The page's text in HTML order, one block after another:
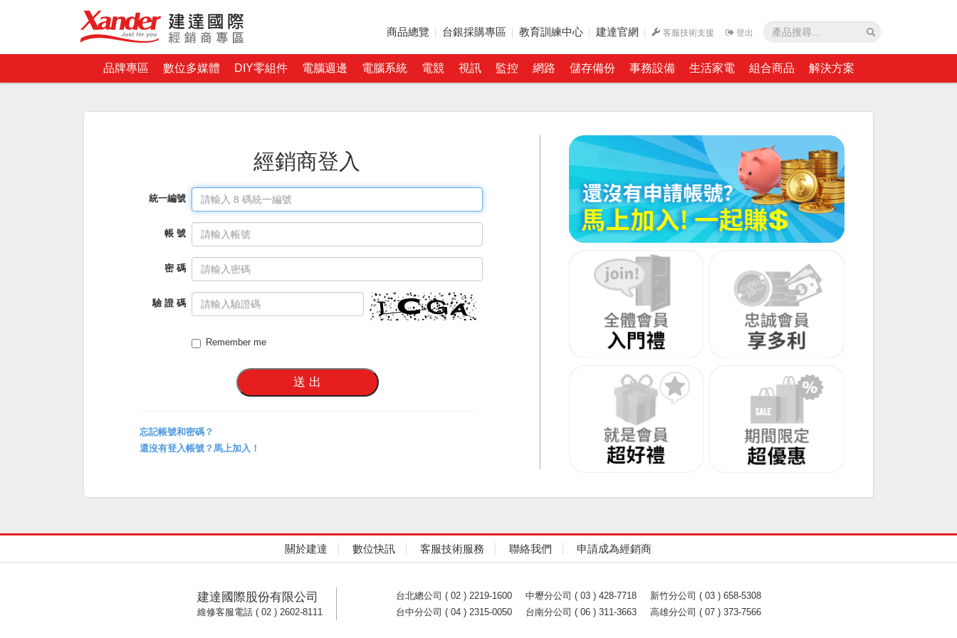
商品總覽 台銀採購專區 教育訓練中心 建達官網 客服技術支援 登出
品牌專區 數位多媒體 DIY零組件 電腦週邊 電腦系統 電競 視訊 監控 網路 儲存備份 事務設備 生活家電 組合商品 解決方案
經銷商登入
統一編號
帳 號
密 碼
驗 證 碼
Remember me
忘記帳號和密碼？
還沒有登入帳號？馬上加入！
關於建達 數位快訊 客服技術服務 聯絡我們 申請成為經銷商
建達國際股份有限公司
維修客服電話 ( 02 ) 2602-8111
台北總公司 ( 02 ) 2219-1600 中壢分公司 ( 03 ) 428-7718
新竹分公司 ( 03 ) 658-5308
台中分公司 ( 04 ) 2315-0050
台南分公司 ( 06 ) 311-3663 高雄分公司 ( 07 ) 373-7566